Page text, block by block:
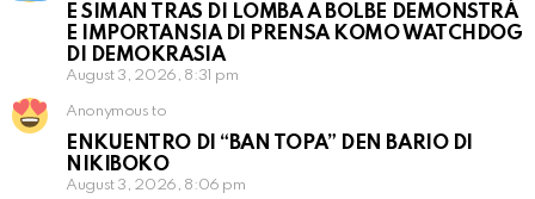
E SIMAN TRAS DI LOMBA A BOLBE DEMONSTRÁ
E IMPORTANSIA DI PRENSA KOMO WATCHDOG
DI DEMOKRASIA
August 3, 2026, 8:31 pm
Anonymous to
ENKUENTRO DI “BAN TOPA” DEN BARIO DI
NIKIBOKO
August 3, 2026, 8:06 pm